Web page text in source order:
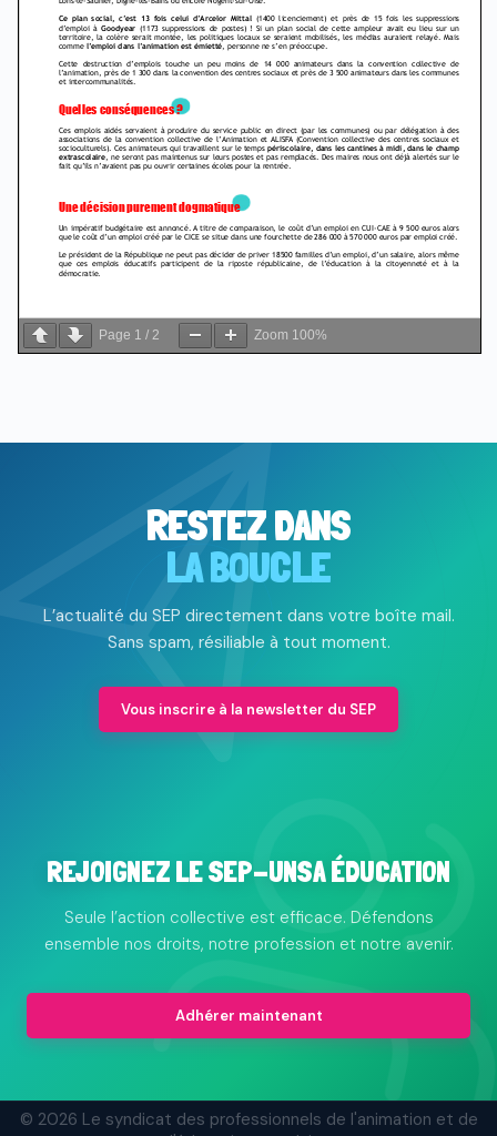
Page 1 / 2 Zoom 100%
RESTEZ DANS
LA BOUCLE
L’actualité du SEP directement dans votre boîte mail.
Sans spam, résiliable à tout moment.
Vous inscrire à la newsletter du SEP
REJOIGNEZ LE SEP-UNSA ÉDUCATION
Seule l’action collective est efficace. Défendons
ensemble nos droits, notre profession et notre avenir.
Adhérer maintenant
© 2026 Le syndicat des professionnels de l'animation et de